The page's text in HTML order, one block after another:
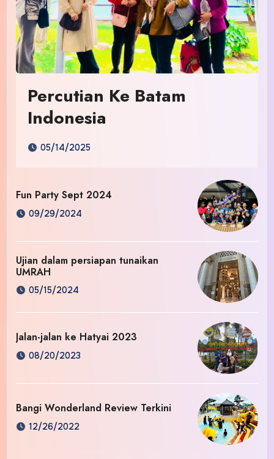
Percutian Ke Batam
Indonesia
05/14/2025
Fun Party Sept 2024
09/29/2024
Ujian dalam persiapan tunaikan
UMRAH
05/15/2024
Jalan-jalan ke Hatyai 2023
08/20/2023
Bangi Wonderland Review Terkini
12/26/2022